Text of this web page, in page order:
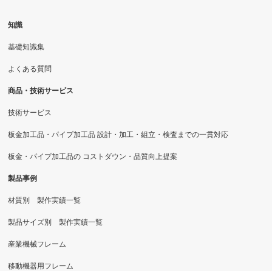
知識
基礎知識集
よくある質問
商品・技術サービス
技術サービス
板金加工品・パイプ加工品 設計・加工・組立・検査までの一貫対応
板金・パイプ加工品の コストダウン・品質向上提案
製品事例
材質別 製作実績一覧
製品サイズ別 製作実績一覧
産業機械フレーム
移動機器用フレーム